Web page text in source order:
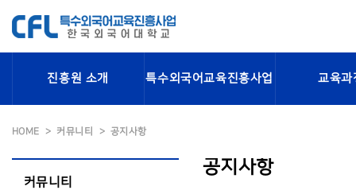
진흥원 소개 특수외국어교육진흥사업 교육과
HOME 커뮤니티 공지사항
커뮤니티
공지사항